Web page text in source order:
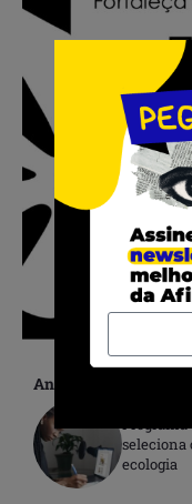
Anterior
seleciona
ecologia